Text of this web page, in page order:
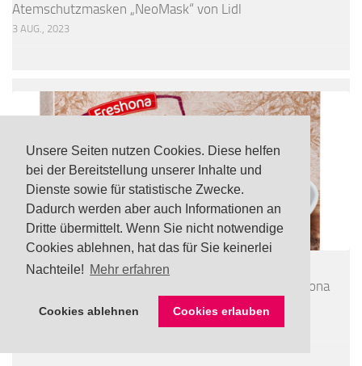
Unsere Seiten nutzen Cookies. Diese helfen
bei der Bereitstellung unserer Inhalte und
Dienste sowie für statistische Zwecke.
Dadurch werden aber auch Informationen an
Dritte übermittelt. Wenn Sie nicht notwendige
Cookies ablehnen, hat das für Sie keinerlei
Nachteile! Mehr erfahren
Cookies ablehnen Cookies erlauben
Atemschutzmasken „NeoMask“ von Lidl
3 AUG., 2023
LEBENSMITTEL/ TOP
UPDATE Rückruf: Noroviren in tiefgefrorener Freshona
Bio Beerenmischung via Lidl